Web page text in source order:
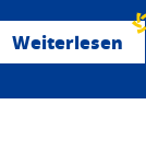
Weiterlesen